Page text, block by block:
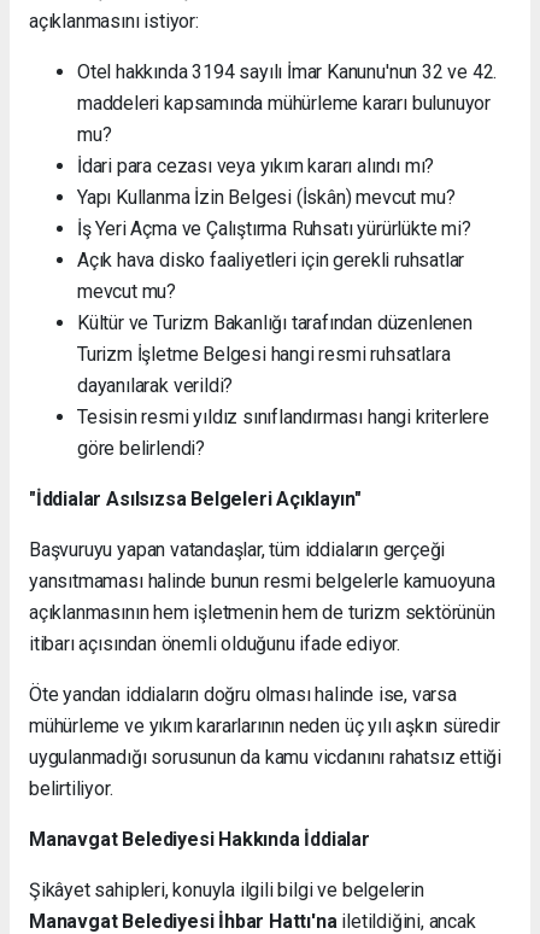
açıklanmasını istiyor:
Otel hakkında 3194 sayılı İmar Kanunu'nun 32 ve 42.
maddeleri kapsamında mühürleme kararı bulunuyor
mu?
İdari para cezası veya yıkım kararı alındı mı?
Yapı Kullanma İzin Belgesi (İskân) mevcut mu?
İş Yeri Açma ve Çalıştırma Ruhsatı yürürlükte mi?
Açık hava disko faaliyetleri için gerekli ruhsatlar
mevcut mu?
Kültür ve Turizm Bakanlığı tarafından düzenlenen
Turizm İşletme Belgesi hangi resmi ruhsatlara
dayanılarak verildi?
Tesisin resmi yıldız sınıflandırması hangi kriterlere
göre belirlendi?
"İddialar Asılsızsa Belgeleri Açıklayın"
Başvuruyu yapan vatandaşlar, tüm iddiaların gerçeği
yansıtmaması halinde bunun resmi belgelerle kamuoyuna
açıklanmasının hem işletmenin hem de turizm sektörünün
itibarı açısından önemli olduğunu ifade ediyor.
Öte yandan iddiaların doğru olması halinde ise, varsa
mühürleme ve yıkım kararlarının neden üç yılı aşkın süredir
uygulanmadığı sorusunun da kamu vicdanını rahatsız ettiği
belirtiliyor.
Manavgat Belediyesi Hakkında İddialar
Şikâyet sahipleri, konuyla ilgili bilgi ve belgelerin
Manavgat Belediyesi İhbar Hattı'na iletildiğini, ancak